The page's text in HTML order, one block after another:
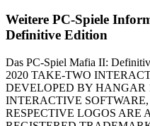
Weitere PC-Spiele
Definitive Edition
Das PC-Spiel Mafia II:
2020 TAKE-TWO
DEVELOPED BY HANGAR
INTERACTIVE
RESPECTIVE LOGOS ARE